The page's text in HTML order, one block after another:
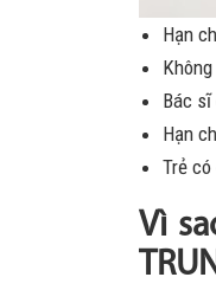
Hạn
Bác
Hạn
Trẻ
Vì